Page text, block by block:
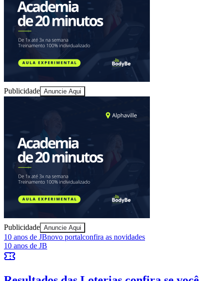
Vitória
Publicidade Anuncie Aqui
Publicidade Anuncie Aqui